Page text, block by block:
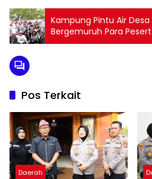
Kampung Pintu Air
Bergemuruh Para
Menyuarakan
Pos Terkait
Daerah